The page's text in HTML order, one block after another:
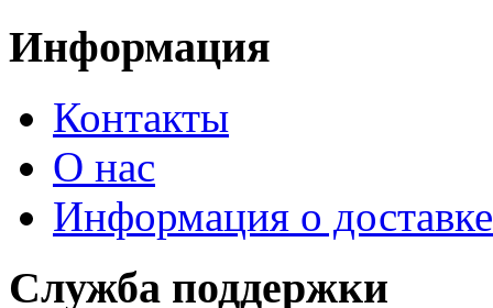
Информация
Контакты
О нас
Информация о доставке
Служба поддержки